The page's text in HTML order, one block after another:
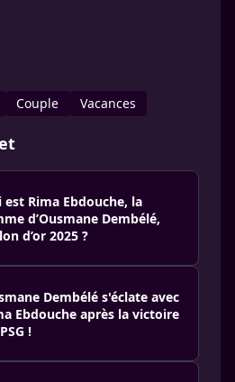
Couple Vacances
est Rima Ebdouche, la
d’Ousmane Dembélé,
d’or 2025 ?
Dembélé s'éclate avec
Ebdouche après la victoire
!